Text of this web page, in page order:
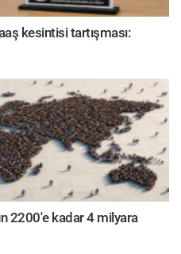
kesintisi tartışması:
2200'e kadar 4 milyara